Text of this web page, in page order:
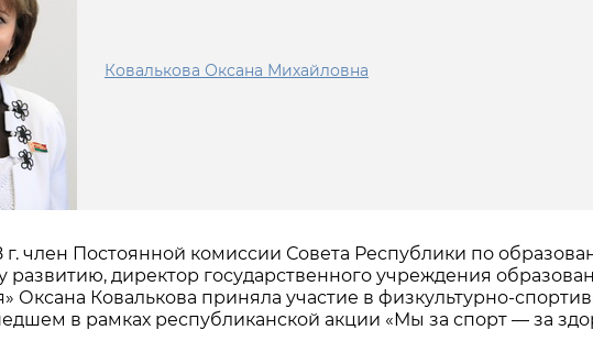
Ковалькова Оксана Михайловна
г. член Постоянной комиссии Совета Республики по
развитию, директор государственного учреждения
Оксана Ковалькова приняла участие в физкультурно-
в рамках республиканской акции «Мы за спорт — за